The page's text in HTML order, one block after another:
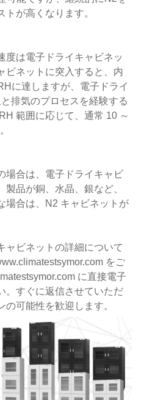
が高くなります。
度は電子ドライキャビネッ
ビネットに突入すると、内
に達しますが、電子ドライ
排気のプロセスを経験する
範囲に応じて、通常 10 ～
場合は、電子ドライキャビ
品が銅、水晶、銀など、
場合は、N2 キャビネットが
ャビネットの詳細について
をご
に直接電子
。すぐに返信させていただ
可能性を歓迎します。